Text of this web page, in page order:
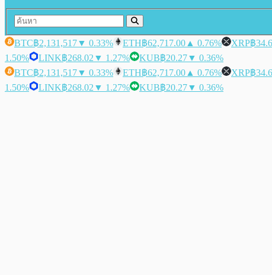
BTC฿2,131,517▼ 0.33% ETH฿62,717.00 ▲ 0.76% XRP฿
1.50%
LINK฿268.02 ▼ 1.27% KUB฿20.27▼ 0.36%
BTC฿2,131,517▼ 0.33% ETH฿62,717.00 ▲ 0.76% XRP฿
1.50%
LINK฿268.02 ▼ 1.27% KUB฿20.27▼ 0.36%